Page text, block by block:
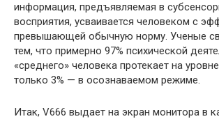
информа­ция, предъявляемая в
восприятия, усваивается человеком с
превышаю­щей обычную норму. Ученые
тем, что примерно 97% психической
«среднего» человека протекает на
только 3% — в осознаваемом режиме.
Итак, V666 выдает на экран монитора в